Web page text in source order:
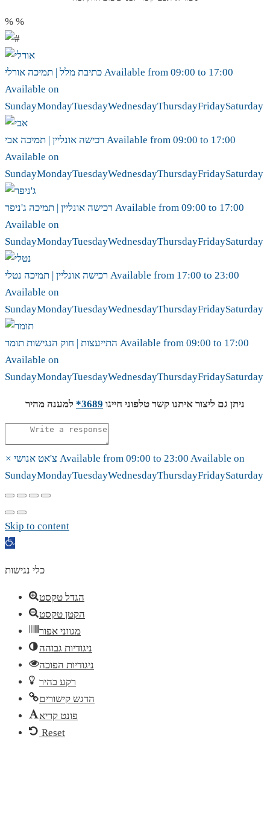
% %
כתיבת מלל | תמיכה Available from 09:00 to 17:00
Available on
SundayMondayTuesdayWednesdayThursdayFridaySaturday
רכישה אונליין | תמיכה Available from 09:00 to 17:00
Available on
SundayMondayTuesdayWednesdayThursdayFridaySaturday
רכישה אונליין | תמיכה Available from 09:00 to 17:00
Available on
SundayMondayTuesdayWednesdayThursdayFridaySaturday
רכישה אונליין | תמיכה Available from 17:00 to 23:00
Available on
SundayMondayTuesdayWednesdayThursdayFridaySaturday
התייעצות | חוק הנגישות Available from 09:00 to 17:00
Available on
SundayMondayTuesdayWednesdayThursdayFridaySaturday
ניתן גם ליצור איתנו קשר טלפוני חייגו 3689* למענה מהיר
× צ'אט אנושי Available from 09:00 to 23:00 Available on
SundayMondayTuesdayWednesdayThursdayFridaySaturday
Skip to content
Open
כלי נגישות
הגדל טקסט
הקטן טקסט
מגווני אפור
ניגודיות גבוהה
ניגודיות הפוכה
רקע בהיר
הדגש קישורים
פונט קריא
Reset